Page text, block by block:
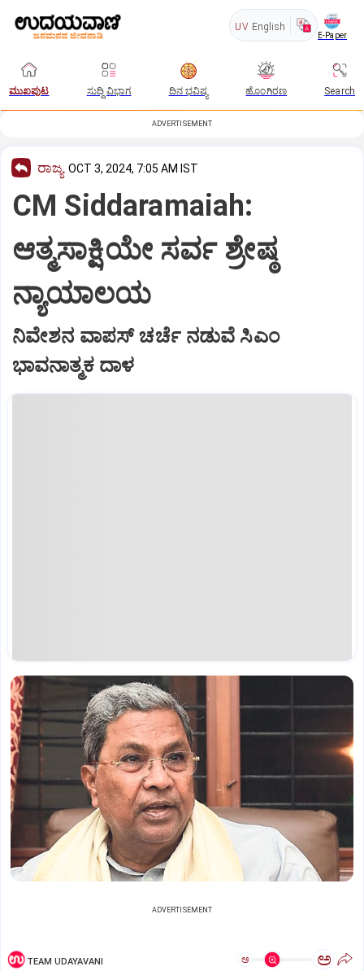
UV English
E-Paper
ಮುಖಪುಟ ಸುದ್ದಿ ವಿಭಾಗ ದಿನ ಭವಿಷ್ಯ ಹೊಂಗಿರಣ Search
ADVERTISEMENT
ರಾಜ್ಯ OCT 3, 2024, 7:05 AM IST
CM Siddaramaiah:
ಆತ್ಮಸಾಕ್ಷಿಯೇ ಸರ್ವ ಶ್ರೇಷ್ಠ
ನ್ಯಾಯಾಲಯ
ನಿವೇಶನ ವಾಪಸ್‌ ಚರ್ಚೆ ನಡುವೆ ಸಿಎಂ
ಭಾವನಾತ್ಮಕ ದಾಳ
ADVERTISEMENT
TEAM UDAYAVANI ಅ ಅ